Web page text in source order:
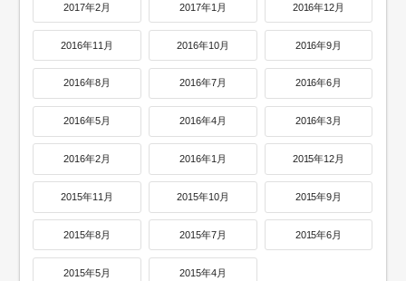
2017年2月 2017年1月 2016年12月
2016年11月 2016年10月 2016年9月
2016年8月 2016年7月 2016年6月
2016年5月 2016年4月 2016年3月
2016年2月 2016年1月 2015年12月
2015年11月 2015年10月 2015年9月
2015年8月 2015年7月 2015年6月
2015年5月 2015年4月